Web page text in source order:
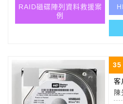
RAID磁碟陣列資料救援案
例
35
客
陳